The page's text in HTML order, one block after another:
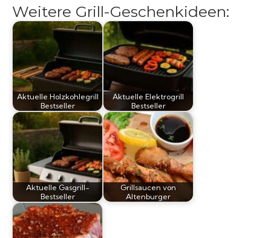
Weitere Grill-Geschenkideen:
Aktuelle Holzkohlegrill
Bestseller
Aktuelle Elektrogrill
Bestseller
Aktuelle Gasgrill-
Bestseller
Grillsaucen von
Altenburger